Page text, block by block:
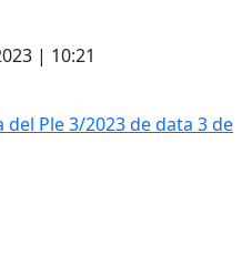
| 10:21
Ple 3/2023 de data 3 de